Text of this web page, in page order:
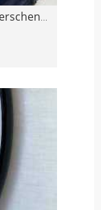
Pneu (16\") für Kindervelo zu verschenken